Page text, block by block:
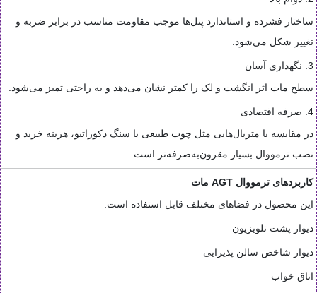
ساختار فشرده و استاندارد پنل‌ها موجب مقاومت مناسب در برابر ضربه و
تغییر شکل می‌شود.
3. نگهداری آسان
سطح مات اثر انگشت و لک را کمتر نشان می‌دهد و به راحتی تمیز می‌شود.
4. صرفه اقتصادی
در مقایسه با متریال‌هایی مثل چوب طبیعی یا سنگ دکوراتیو، هزینه خرید و
نصب ترمووال بسیار مقرون‌به‌صرفه‌تر است.
کاربردهای ترمووال AGT مات
این محصول در فضاهای مختلف قابل استفاده است:
دیوار پشت تلویزیون
دیوار شاخص سالن پذیرایی
اتاق خواب